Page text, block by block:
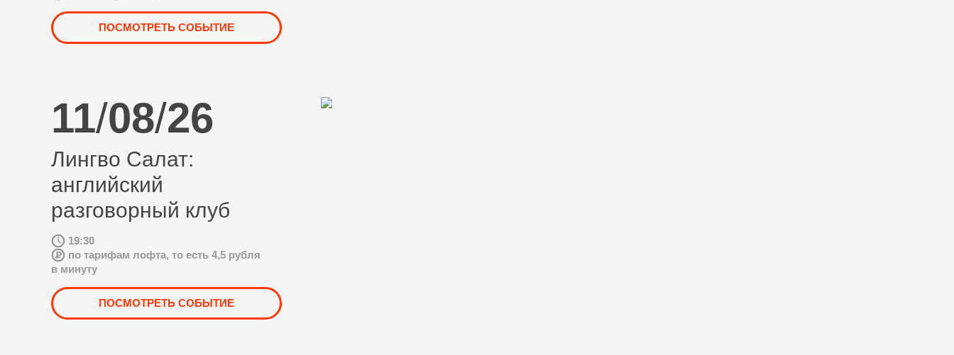
ПОСМОТРЕТЬ СОБЫТИЕ
11/08/26
Лингво Салат:
английский
разговорный клуб
19:30
по тарифам лофта, то есть 4,5 рубля
в минуту
ПОСМОТРЕТЬ СОБЫТИЕ